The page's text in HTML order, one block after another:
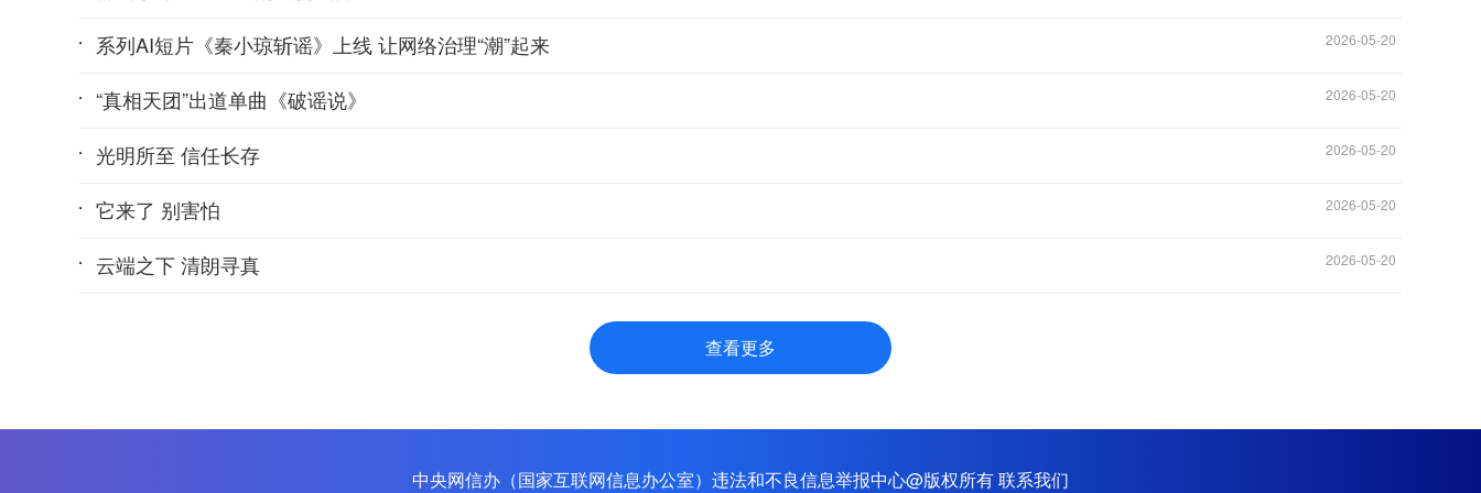
系列AI短片《秦小琼斩谣》上线 让网络治理“潮”起来 2026-05-20
“真相天团”出道单曲《破谣说》 2026-05-20
光明所至 信任长存 2026-05-20
它来了 别害怕 2026-05-20
云端之下 清朗寻真 2026-05-20
查看更多
中央网信办（国家互联网信息办公室）违法和不良信息举报中心@版权所有联系我们